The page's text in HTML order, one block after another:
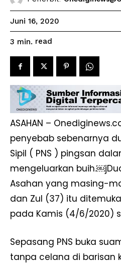
Juni 16, 2020
3 min. read
ASAHAN –
penyebab sebenarnya
Sipil ( PNS ) pingsan
mengeluarkan
Asahan yang masing-
dan Zul (37) itu
pada Kamis (4/6/2020)
Sepasang PNS buka
tanpa celana di barisan